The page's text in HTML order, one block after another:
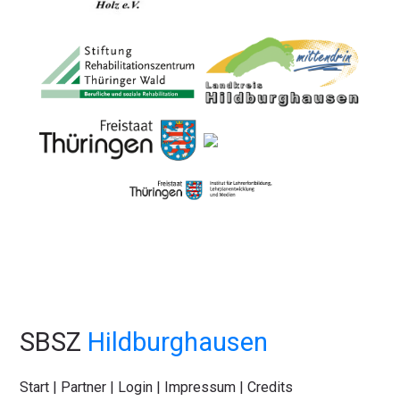
SBSZ Hildburghausen
Start Partner Login Impressum |Credits